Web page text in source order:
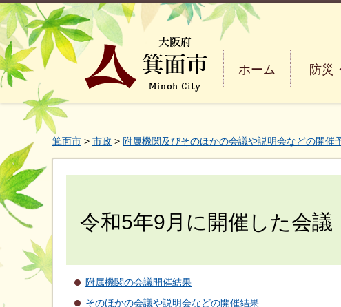
大阪
ホーム 防災
箕面市 > 市政 > 附属機関及びそのほかの会議や説明会などの開催
令和5年9月に開催した会議
附属機関の会議開催結果
そのほかの会議や説明会などの開催結果